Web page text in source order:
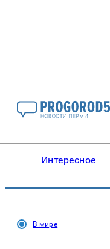
Интересное
В мире